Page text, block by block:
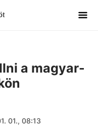
a magyar-
01., 08:13